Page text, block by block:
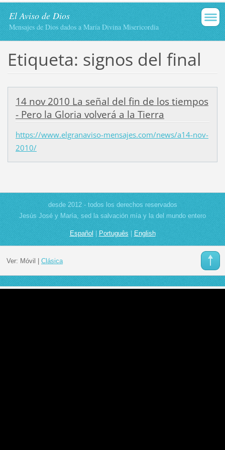
El Aviso de Dios
Mensajes de Dios dados a María Divina Misericordia
Etiqueta: signos del final
14 nov 2010 La señal del fin de los tiempos
- Pero la Gloria volverá a la Tierra
https://www.elgranaviso-mensajes.com/news/a14-nov-
2010/
desde 2012 - todos los derechos reservados
Jesús José y María, sed la salvación mía y la del mundo entero
Español |Português|English
Ver: Móvil Clásica